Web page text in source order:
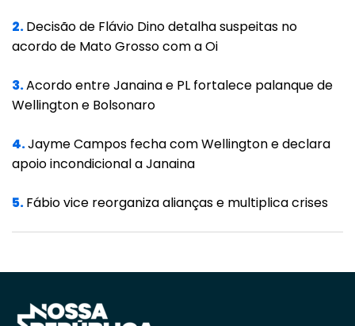
2.Decisão de Flávio Dino detalha suspeitas no
acordo de Mato Grosso com a Oi
3.Acordo entre Janaina e PL fortalece palanque de
Wellington e Bolsonaro
4.Jayme Campos fecha com Wellington e declara
apoio incondicional a Janaina
5.Fábio vice reorganiza alianças e multiplica crises